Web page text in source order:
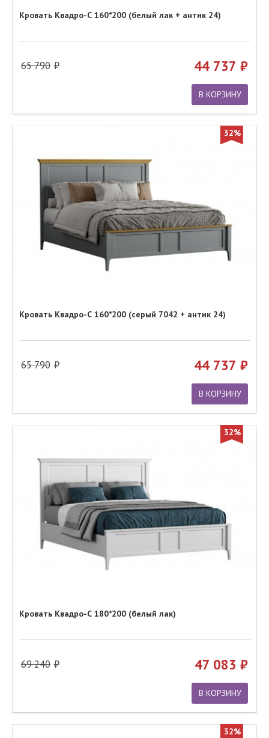
Кровать Квадро-С 160*200 (белый лак + антик 24)
65 790 44 737
В КОРЗИНУ
32%
Кровать Квадро-С 160*200 (серый 7042 + антик 24)
65 790 44 737
В КОРЗИНУ
32%
Кровать Квадро-С 180*200 (белый лак)
69 240 47 083
В КОРЗИНУ
32%